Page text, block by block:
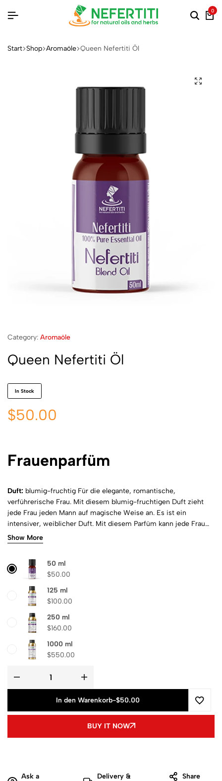
0
Start Shop Aromaöle Queen Nefertiti Öl
Category: Aromaöle
Queen Nefertiti Öl
In Stock
$50.00
Frauenparfüm
Duft: blumig-fruchtig Für die elegante, romantische,
verführerische Frau. Mit diesem blumig-fruchtigen Duft zieht
jede Frau jeden Mann auf magische Weise an. Es ist ein
intensiver, weiblicher Duft. Mit diesem Parfüm kann jede Frau
für jedes Date den richtigen Aroma besitzen. Der sinnliche Duft
von Queen Nefertiti unterstreicht das Selbstbewusstsein und ist
Kassia, Mandarine, Orange, Schwarze Johannisbeere
Aprikose, Jasmin, Maiglöckchen, Maiglöckchen, Rose
Bernstein, Moschus, Tonka-bohne, Vanille, Zeder
Show More
50 ml
$50.00
125 ml
$100.00
250 ml
$160.00
1000 ml
$550.00
In den Warenkorb-$50.00
BUY IT NOW
Ask a
Delivery &
Share